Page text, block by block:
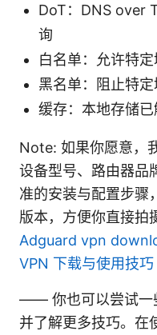
DoT：DNS over
询
白名单：允许特
黑名单：阻止特
缓存：本地存储
Note: 如果你愿意，
设备型号、路由器品
准的安装与配置步骤
版本，方便你直接拍
Adguard vpn
VPN 下载与使用技巧
—— 你也可以尝试一
并了解更多技巧。在